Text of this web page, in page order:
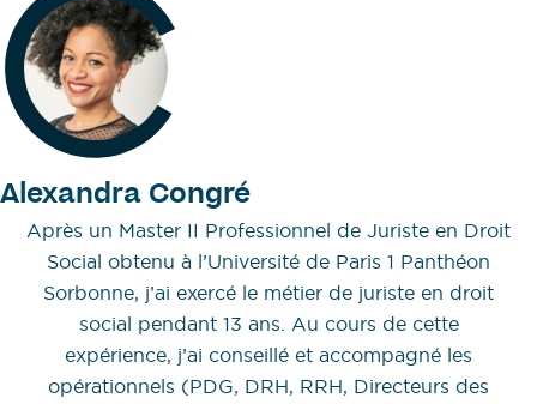
Alexandra Congré
Après un Master II Professionnel de Juriste en Droit
Social obtenu à l’Université de Paris 1 Panthéon
Sorbonne, j’ai exercé le métier de juriste en droit
social pendant 13 ans. Au cours de cette
expérience, j’ai conseillé et accompagné les
opérationnels (PDG, DRH, RRH, Directeurs des